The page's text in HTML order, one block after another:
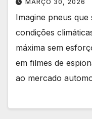
MARÇO 30, 2026
Imagine pneus que
condições
máxima sem
em filmes de
ao mercado